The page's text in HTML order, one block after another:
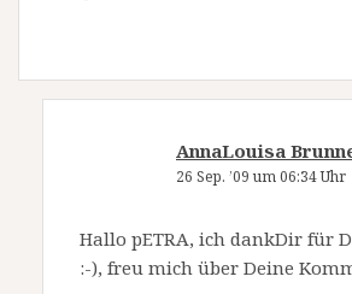
AnnaLouisa
26 Sep. ’09 um 06:34 Uhr
Hallo pETRA, ich dankDir für
:-), freu mich über Deine